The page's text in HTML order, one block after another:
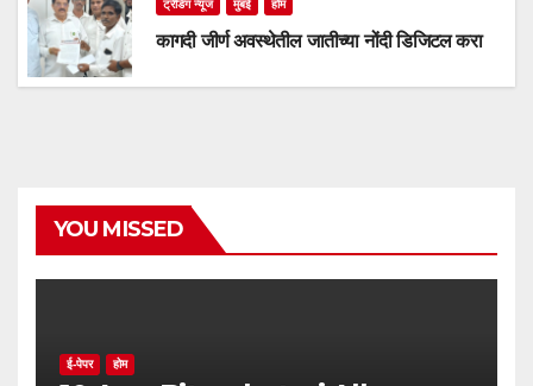
ट्रेंडिंग न्यूज मुंबई होम
कागदी जीर्ण अवस्थेतील जातीच्या नोंदी डिजिटल करा
YOU MISSED
ई-पेपर होम